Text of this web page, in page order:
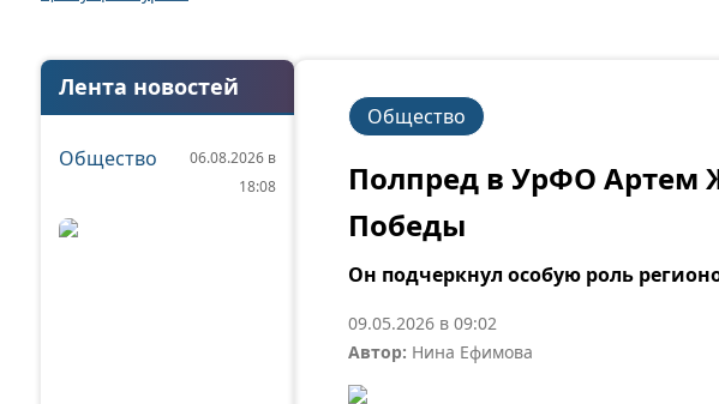
Лента новостей
Общество
06.08.2026 в
18:08
Общество
Полпред в УрФО Артем
Победы
Он подчеркнул особую роль
09.05.2026 в 09:02
Автор: Нина Ефимова